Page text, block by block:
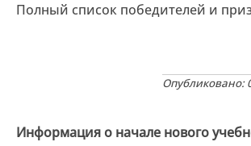
Полный список победителей и
Опубликовано:
Информация о начале нового